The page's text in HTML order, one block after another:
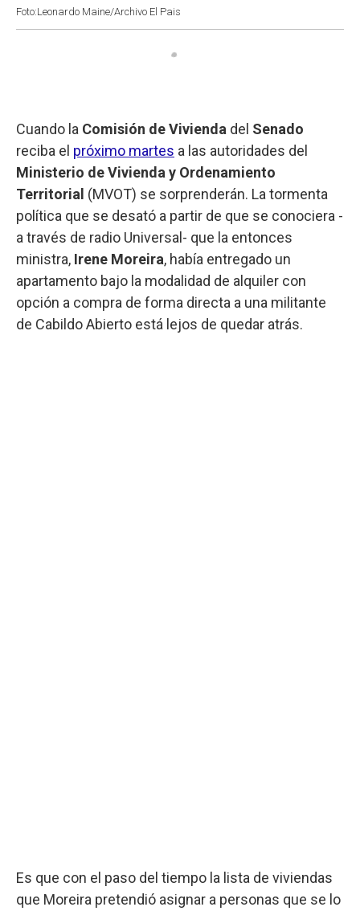
Foto:Leonardo Maine/Archivo El Pais
Cuando la Comisión de Vivienda del Senado
reciba el próximo martes a las autoridades del
Ministerio de Vivienda y Ordenamiento
Territorial (MVOT) se sorprenderán. La tormenta
política que se desató a partir de que se conociera -
a través de radio Universal- que la entonces
ministra, Irene Moreira, había entregado un
apartamento bajo la modalidad de alquiler con
opción a compra de forma directa a una militante
de Cabildo Abierto está lejos de quedar atrás.
Es que con el paso del tiempo la lista de viviendas
que Moreira pretendió asignar a personas que se lo